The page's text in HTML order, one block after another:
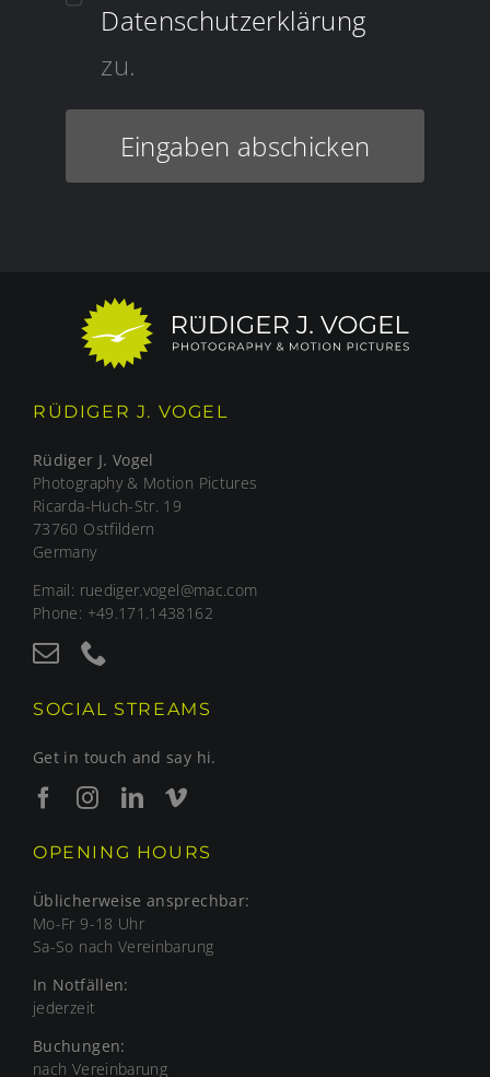
Datenschutzerklärung
zu.
Eingaben abschicken
RÜDIGER J. VOGEL
Rüdiger J. Vogel
Photography & Motion Pictures
Ricarda-Huch-Str. 19
73760 Ostfildern
Germany
Email: ruediger.vogel@mac.com
Phone: +49.171.1438162
SOCIAL STREAMS
Get in touch and say hi.
OPENING HOURS
Üblicherweise ansprechbar:
Mo-Fr 9-18 Uhr
Sa-So nach Vereinbarung
In Notfällen:
jederzeit
Buchungen:
nach Vereinbarung